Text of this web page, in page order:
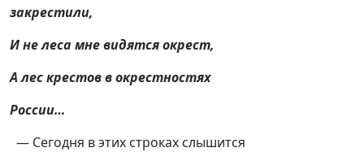
закрестили,
И не леса мне видятся окрест,
А лес крестов в окрестностях
России…
— Сегодня в этих строках слышится